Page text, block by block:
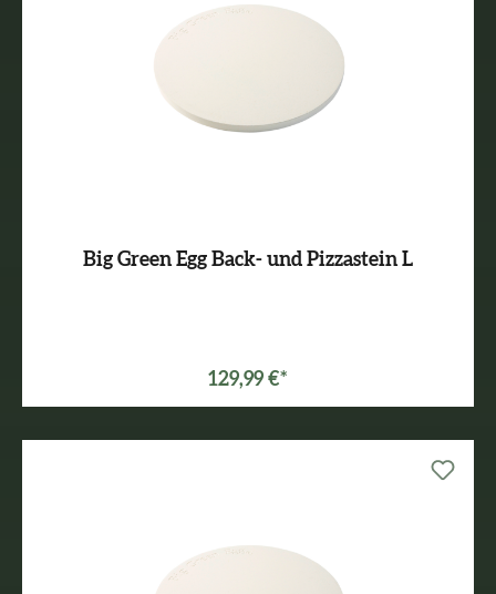
Big Green Egg Back- und Pizzastein L
129,99 €*